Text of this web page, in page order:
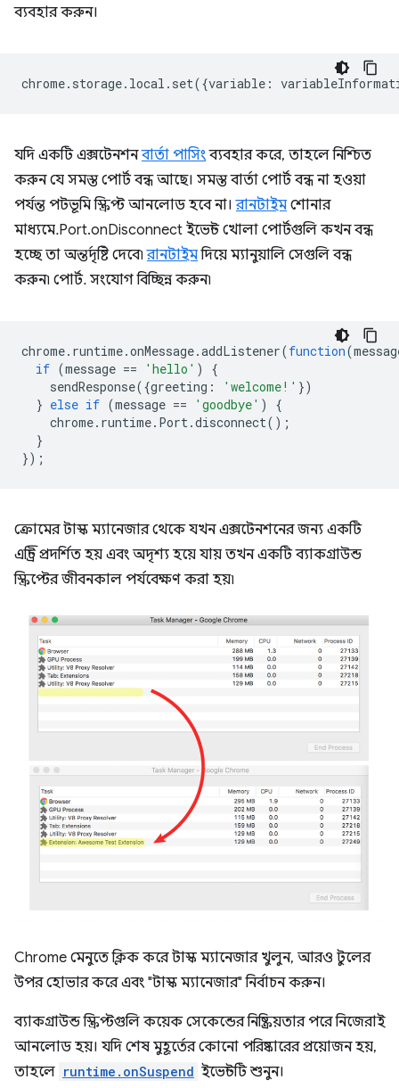
ব্যবহার করুন।
chrome. storage. local . set({variable :
যদি একটি এক্সটেনশনবার্তা পাসিংব্যবহার করে, তাহলে নিশ্চিত
করুন যে সমস্ত পোর্ট বন্ধ আছে। সমস্ত বার্তা পোর্ট বন্ধ না হওয়া
পর্যন্ত পটভূমি স্ক্রিপ্ট আনলোড হবে না।রানটাইম শোনার
মাধ্যমে.Port.onDisconnect ইভেন্ট খোলা পোর্টগুলি কখন বন্ধ
হচ্ছে তা অন্তর্দৃষ্টি দেবে৷রানটাইমদিয়ে ম্যানুয়ালি সেগুলি বন্ধ
করুন৷ পোর্ট. সংযোগ বিচ্ছিন্ন করুন৷
chrome. runtime.onMessage.addListener(function(
if (message == 'hello' )
{
sendResponse({greeting : 'welcome!' })
} else if (message == 'goodbye' )
{
chrome. runtime. Port.disconnect();
}
});
ক্রোমের টাস্ক ম্যানেজার থেকে যখন এক্সটেনশনের জন্য একটি
এন্ট্রি প্রদর্শিত হয় এবং অদৃশ্য হয়ে যায় তখন একটি ব্যাকগ্রাউন্ড
স্ক্রিপ্টের জীবনকাল পর্যবেক্ষণ করা হয়৷
Chrome মেনুতে ক্লিক করে টাস্ক ম্যানেজার খুলুন, আরও টুলের
উপর হোভার করে এবং "টাস্ক ম্যানেজার" নির্বাচন করুন।
ব্যাকগ্রাউন্ড স্ক্রিপ্টগুলি কয়েক সেকেন্ডের নিষ্ক্রিয়তার পরে নিজেরাই
আনলোড হয়। যদি শেষ মুহূর্তের কোনো পরিষ্কারের প্রয়োজন হয়,
তাহলে runtime.onSuspend ইভেন্টটি শুনুন।